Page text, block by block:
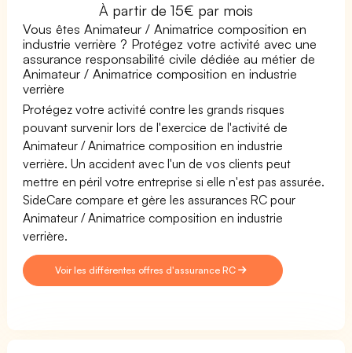
À partir de 15€ par mois
Vous êtes Animateur / Animatrice composition en
industrie verrière ? Protégez votre activité avec une
assurance responsabilité civile dédiée au métier de
Animateur / Animatrice composition en industrie
verrière
Protégez votre activité contre les grands risques
pouvant survenir lors de l'exercice de l'activité de
Animateur / Animatrice composition en industrie
verrière. Un accident avec l'un de vos clients peut
mettre en péril votre entreprise si elle n'est pas assurée.
SideCare compare et gère les assurances RC pour
Animateur / Animatrice composition en industrie
verrière.
Voir les différentes offres d'assurance RC